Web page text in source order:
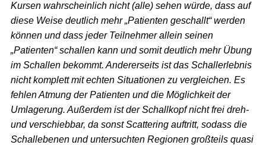
Kursen wahrscheinlich nicht (alle) sehen würde, dass auf
diese Weise deutlich mehr „Patienten geschallt“ werden
können und dass jeder Teilnehmer allein seinen
„Patienten“ schallen kann und somit deutlich mehr Übung
im Schallen bekommt. Andererseits ist das Schallerlebnis
nicht komplett mit echten Situationen zu vergleichen. Es
fehlen Atmung der Patienten und die Möglichkeit der
Umlagerung. Außerdem ist der Schallkopf nicht frei dreh-
und verschiebbar, da sonst Scattering auftritt, sodass die
Schallebenen und untersuchten Regionen großteils quasi